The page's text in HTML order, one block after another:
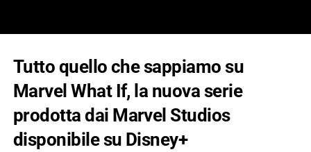
Tutto quello che sappiamo su
Marvel What If, la nuova serie
prodotta dai Marvel Studios
disponibile su Disney+